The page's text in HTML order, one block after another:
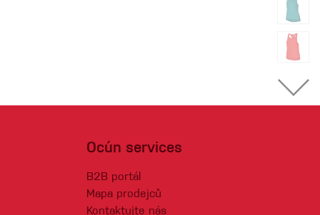
Ocún services
B2B portál
Mapa prodejců
Kontaktujte nás